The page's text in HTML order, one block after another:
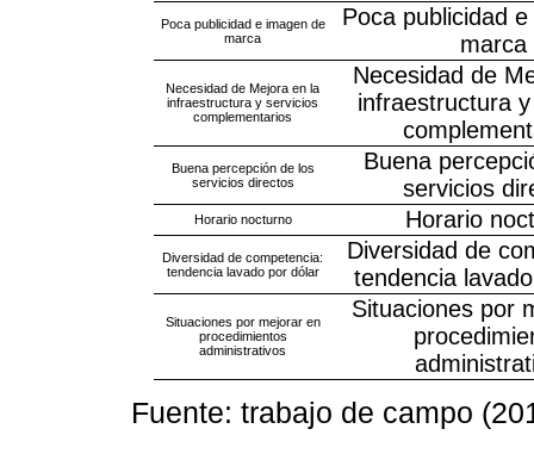
Poca publicidad e imagen de
marca
Poca publicidad
marca
Necesidad de Mejora en la
infraestructura y servicios
complementarios
Necesidad de
infraestructura
Buena percepción de los
servicios directos
Buena
servicios
Horario nocturno Horario
Diversidad de competencia:
tendencia lavado por dólar
Diversidad de
tendencia
Situaciones por mejorar en
procedimientos
administrativos
Situaciones por
Fuente: trabajo de campo